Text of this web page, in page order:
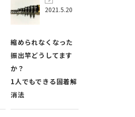
2021.5.20
縮められなくなった
振出竿どうしてます
か？
1人でもできる固着解
消法